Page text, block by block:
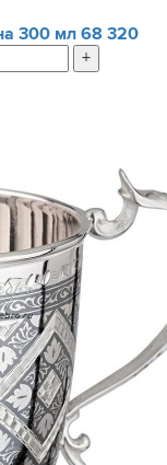
300 мл 68 320
+